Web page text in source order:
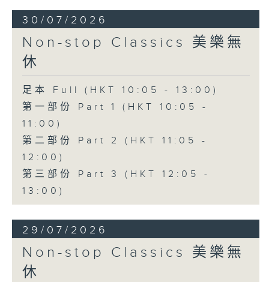
30/07/2026
Non-stop Classics 美樂無
休
足本 Full (HKT 10:05 - 13:00)
第一部份 Part 1 (HKT 10:05 -
11:00)
第二部份 Part 2 (HKT 11:05 -
12:00)
第三部份 Part 3 (HKT 12:05 -
13:00)
29/07/2026
Non-stop Classics 美樂無
休